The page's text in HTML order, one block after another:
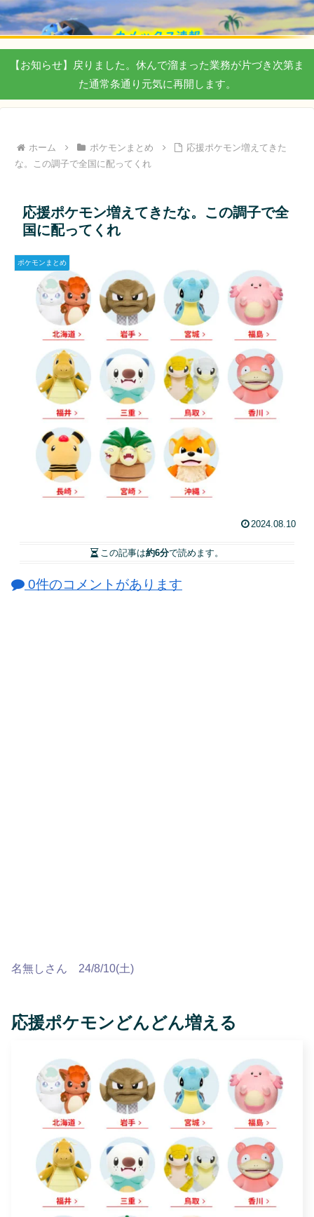
【お知らせ】戻りました。休んで溜まった業務が片づき次第ま
た通常条通り元気に再開します。
ホーム ポケモンまとめ
応援ポケモン増えてきた
な。この調子で全国に配ってくれ
応援ポケモン増えてきたな。この調子で全
国に配ってくれ
ポケモンまとめ
2024.08.10
この記事は約6分で読めます。
0件のコメントがあります
名無しさん 24/8/10(土)
応援ポケモンどんどん増える